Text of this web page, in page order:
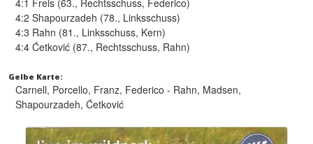
4:1 Freis (63., Rechtsschuss, Federico)
4:2 Shapourzadeh (78., Linksschuss)
4:3 Rahn (81., Linksschuss, Kern)
4:4 Ćetković (87., Rechtsschuss, Rahn)
Gelbe Karte:
Carnell, Porcello, Franz, Federico - Rahn, Madsen,
Shapourzadeh, Ćetković